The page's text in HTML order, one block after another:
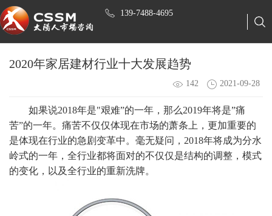
139-7488-4695
2020年家居建材行业十大发展趋势
142 2021-09-28
如果说2018年是"艰难”的一年，那么2019年将是”痛
苦”的一年。痛苦不仅仅体现在市场的萧条上，更加重要的
是体现在行业的急剧变革中。毫无疑问，2018年将成为分水
岭式的一年，全行业都将面对的不仅仅是结构的调整，模式
的变化，以及全行业的重新洗牌。